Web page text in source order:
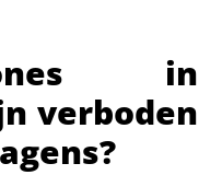
in
verboden